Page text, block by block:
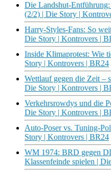
Die Landshut-
(2/2) | Die Story |
Harry-Styles-Fans: So
Die Story | Kontrovers |
Inside Klimaprotest: Wie
Story | Kontrovers | BR24
Wettlauf gegen die Zeit –
Die Story | Kontrovers |
Verkehrsrowdys und die
Die Story | Kontrovers |
Auto-Poser vs. Tuning-
Story | Kontrovers | BR24
WM 1974: BRD gegen
Klassenfeinde spielen |